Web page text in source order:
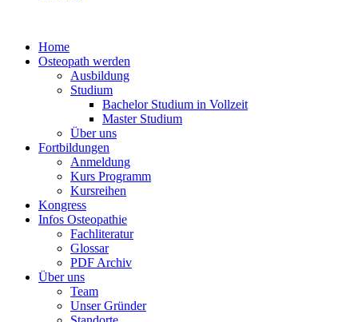
Home
Osteopath werden
Ausbildung
Studium
Bachelor Studium in Vollzeit
Master Studium
Über uns
Fortbildungen
Anmeldung
Kurs Programm
Kursreihen
Kongress
Infos Osteopathie
Fachliteratur
Glossar
PDF Archiv
Über uns
Team
Unser Gründer